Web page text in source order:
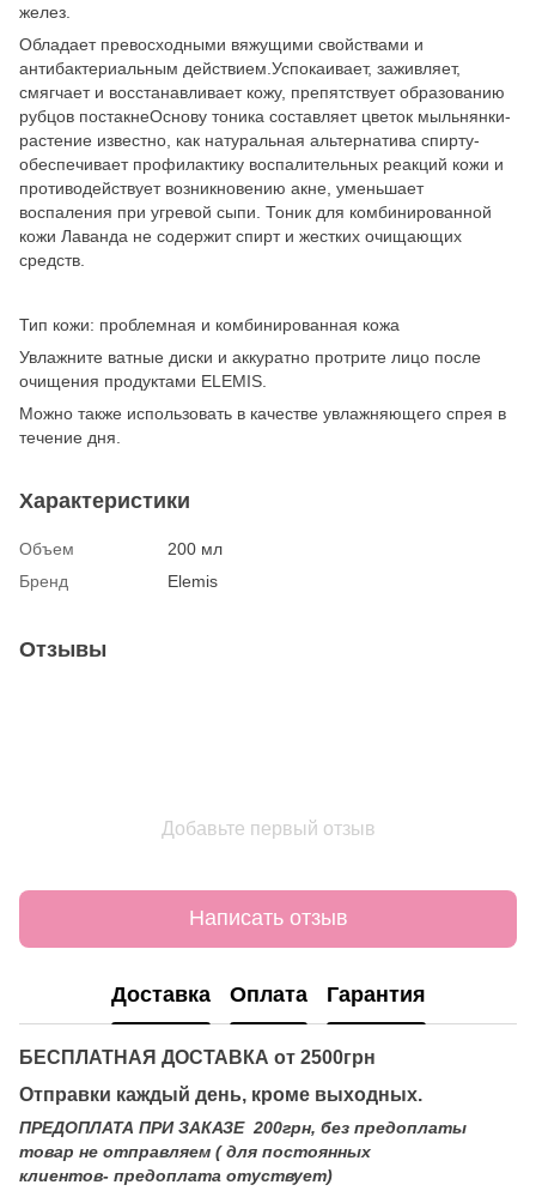
желез.
Обладает превосходными вяжущими свойствами и
антибактериальным действием.Успокаивает, заживляет,
смягчает и восстанавливает кожу, препятствует образованию
рубцов постакнеОснову тоника составляет цветок мыльнянки-
растение известно, как натуральная альтернатива спирту-
обеспечивает профилактику воспалительных реакций кожи и
противодействует возникновению акне, уменьшает
воспаления при угревой сыпи. Тоник для комбинированной
кожи Лаванда не содержит спирт и жестких очищающих
средств.
Тип кожи: проблемная и комбинированная кожа
Увлажните ватные диски и аккуратно протрите лицо после
очищения продуктами ELEMIS.
Можно также использовать в качестве увлажняющего спрея в
течение дня.
Характеристики
Объем
200 мл
Бренд
Elemis
Отзывы
Добавьте первый отзыв
Написать отзыв
Доставка Оплата Гарантия
БЕСПЛАТНАЯ ДОСТАВКА от 2500грн
Отправки каждый день, кроме выходных.
ПРЕДОПЛАТА ПРИ ЗАКАЗЕ 200грн, без предоплаты
товар не отправляем ( для постоянных
клиентов- предоплата отуствует)